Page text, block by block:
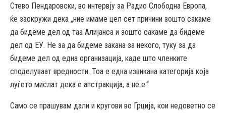
Стево Пендаровски, во интервју за Радио Слободна Европа,
ќе заокружи дека „ние имаме цел сет причини зошто сакаме
да бидеме дел од таа Алијанса и зошто сакаме да бидеме
дел од ЕУ. Не за да бидеме закана за некого, туку за да
бидеме дел од една организација, каде што членките
споделуваат вредности. Тоа е една извикана категорија која
луѓето мислат дека е апстракција, а не е.“
Само се прашувам дали и кругови во Грција, кои недоветно се